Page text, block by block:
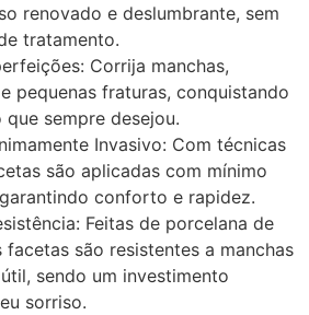
renovado e deslumbrante, sem
tratamento.
Corrija manchas,
pequenas fraturas, conquistando
sempre desejou.
Invasivo: Com técnicas
são aplicadas com mínimo
conforto e rapidez.
Feitas de porcelana de
facetas são resistentes a manchas
sendo um investimento
sorriso.